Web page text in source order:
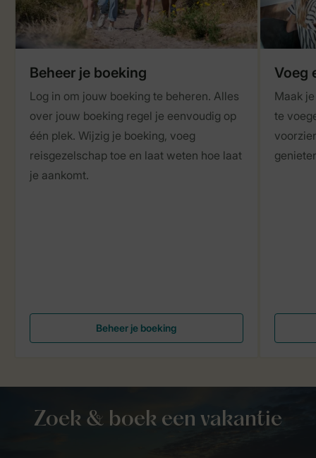
Beheer je boeking
Log in om jouw boeking te beheren. Alles
over jouw boeking regel je eenvoudig op
één plek. Wijzig je boeking, voeg
reisgezelschap toe en laat weten hoe laat
je aankomt.
Beheer je boeking
Voeg
Maak
te
Zoek & boek een vakantie